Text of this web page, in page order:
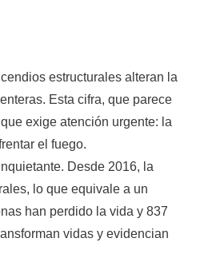
estructurales alteran la
Esta cifra, que parece
exige atención urgente: la
el fuego.
Desde 2016, la
lo que equivale a un
han perdido la vida y 837
vidas y evidencian